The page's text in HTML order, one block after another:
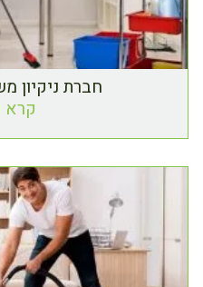
חברת ניקיון
קרא